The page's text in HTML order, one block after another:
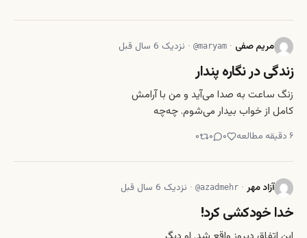
چیست؟ اینکه غمگینم یعنی چه؟ من هیچ
نمی‌دانم. آیا خدا خالق رنج است؟ این برایم
عجیب است. خدا چطور
مریم صفی ·
@maryam
· نزدیک 6 سال قبل
زندگی در نگاره پندار
زنگ ساعت به صدا می‌آید و من با آرامش
کامل از خواب بیدار می‌شوم. چه‌چه
پرندگان همه جا را فرا گرفته است و فضا
آکنده از آرامش، امید و انرژی شده است.
صدای آژیر امبولانس و موتر پولیس دیگر
تبدیل به افسانه شده و دیر زمانی می شود
چنین نشنیده‌ام. پر
۶ دقیقه مطالعه ۰ ۰ ۰
آزاد مهر ·
@azadmehr
· نزدیک 6 سال قبل
خدا خودکشی کرد!